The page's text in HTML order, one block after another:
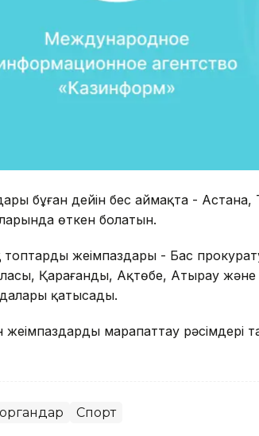
бұған дейін бес аймақта -
өткен болатын.
жеңімпаздары - Бас
Қарағанды, Ақтөбе, Атырау
қатысады.
марапаттау рәсімдері
органдар Спорт